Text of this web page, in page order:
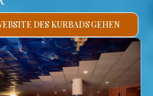
DES KURBADS GEHEN